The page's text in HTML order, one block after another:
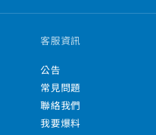
客服資訊
公告
常見問題
聯絡我們
我要爆料